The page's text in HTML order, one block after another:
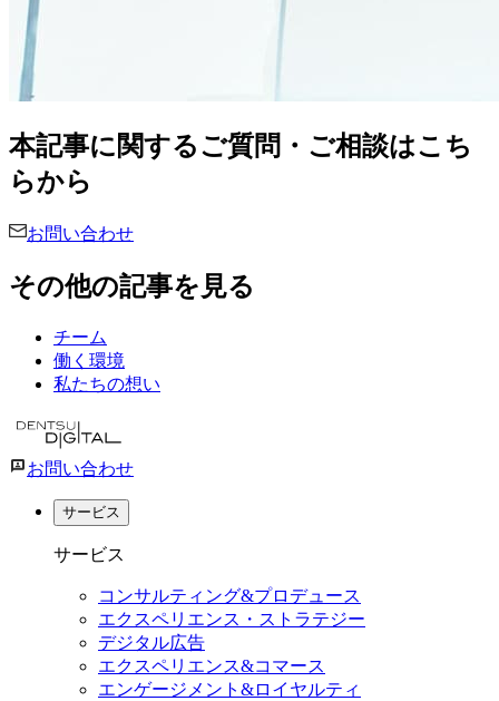
本記事に関するご質問・ご相談はこち
らから
お問い合わせ
その他の記事を見る
チーム
働く環境
私たちの想い
お問い合わせ
サービス
サービス
コンサルティング&プロデュース
エクスペリエンス・ストラテジー
デジタル広告
エクスペリエンス&コマース
エンゲージメント&ロイヤルティ